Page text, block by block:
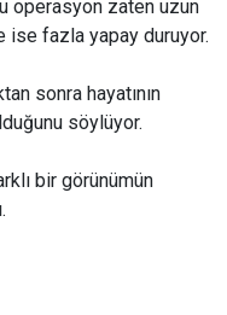
operasyon zaten uzun
ise fazla yapay duruyor.
sonra hayatının
söylüyor.
bir görünümün